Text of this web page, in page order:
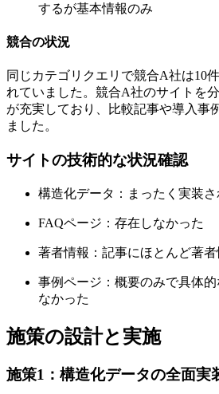
するが基本情報のみ
競合の状況
同じカテゴリクエリで競合A社は10
れていました。競合A社のサイトを
が充実しており、比較記事や導入事
ました。
サイトの技術的な状況確認
構造化データ：まったく実装
FAQページ：存在しなかった
著者情報：記事にほとんど著
事例ページ：概要のみで具体
なかった
施策の設計と実施
施策1：構造化データの全面実